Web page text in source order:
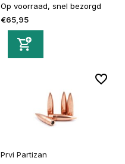
Op voorraad, snel bezorgd
€65,95
Prvi Partizan